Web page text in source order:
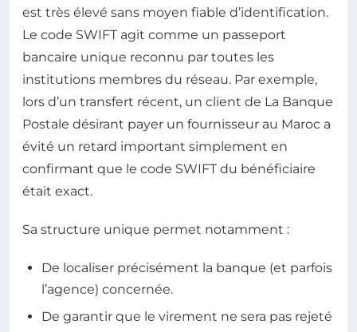
est très élevé sans moyen fiable d’identification.
Le code SWIFT agit comme un passeport
bancaire unique reconnu par toutes les
institutions membres du réseau. Par exemple,
lors d’un transfert récent, un client de La Banque
Postale désirant payer un fournisseur au Maroc a
évité un retard important simplement en
confirmant que le code SWIFT du bénéficiaire
était exact.
Sa structure unique permet notamment :
De localiser précisément la banque (et parfois
l’agence) concernée.
De garantir que le virement ne sera pas rejeté